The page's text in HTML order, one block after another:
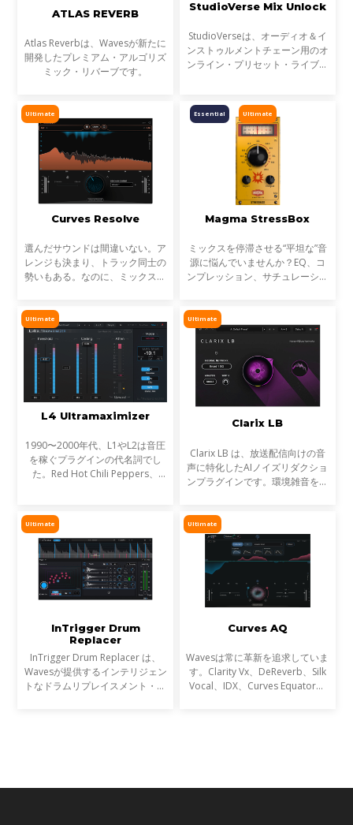
ATLAS REVERB
Atlas Reverbは、Wavesが新たに
開発したプレミアム・アルゴリズ
ミック・リバーブです。
StudioVerse Mix Unlock
StudioVerseは、オーディオ＆イ
ンストゥルメントチェーン用のオ
ンライン・プリセット・ライブラ
し、完成済みのミックス、サンプ
ル、ループ素材を瞬時に解
Ultimate
Curves Resolve
選んだサウンドは間違いない。ア
レンジも決まり、トラック同士の
勢いもある。なのに、ミックスが
らです。これが音のマスキングと
言われる現象です。
Ultimate
Essential
Magma StressBox
ミックスを停滞させる“平坦な”音
源に悩んでいませんか？EQ、コ
ンプレッション、サチュレーショ
のが StressBoxです。
Ultimate
L4 Ultramaximizer
1990〜2000年代、L1やL2は音圧
を稼ぐプラグインの代名詞でし
た。Red Hot Chili Peppers、
ウンドは世界を席巻しました。し
かし今、音楽は単なる音圧では
Ultimate
Clarix LB
Clarix LB は、放送配信向けの音
声に特化したAIノイズリダクショ
ンプラグインです。環境雑音をリ
イブ音声のトリートメントに最適
です。
Ultimate
InTrigger Drum
Replacer
InTrigger Drum Replacer は、
Wavesが提供するインテリジェン
トなドラムリプレイスメント・プ
Ultimate
Curves AQ
Wavesは常に革新を追求していま
す。Clarity Vx、DeReverb、Silk
Vocal、IDX、Curves Equator、